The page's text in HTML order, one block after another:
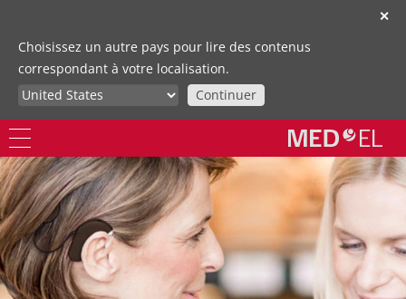
✕
Choisissez un autre pays pour lire des contenus
correspondant à votre localisation.
Continuer